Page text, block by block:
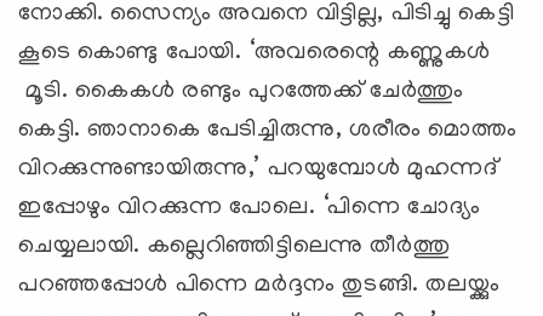
നോക്കി. സൈന്യം അവനെ വിട്ടില്ല, പിടിച്ചു കെട്ടി
കൂടെ കൊണ്ടു പോയി. ‘അവരെന്റെ കണ്ണുകള്‍
മൂടി. കൈകള്‍ രണ്ടും പുറത്തേക്ക് ചേര്‍ത്തും
കെട്ടി. ഞാനാകെ പേടിച്ചിരുന്നു, ശരീരം മൊത്തം
വിറക്കുന്നുണ്ടായിരുന്നു,’ പറയുമ്പോള്‍ മുഹന്നദ്
ഇപ്പോഴും വിറക്കുന്ന പോലെ. ‘പിന്നെ ചോദ്യം
ചെയ്യലായി. കല്ലെറിഞ്ഞിട്ടിലെന്നു തീര്‍ത്തു
പറഞ്ഞപ്പോള്‍ പിന്നെ മര്‍ദ്ദനം തുടങ്ങി. തലയ്ക്കും